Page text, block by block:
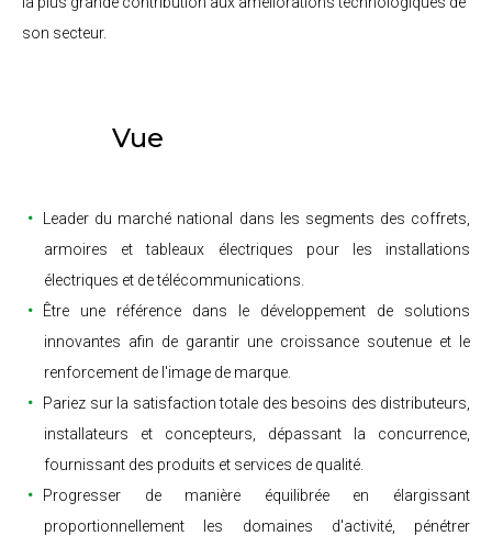
son secteur.
Vue
Leader du marché national dans les segments des coffrets,
armoires et tableaux électriques pour les installations
électriques et de télécommunications.
Être une référence dans le développement de solutions
innovantes afin de garantir une croissance soutenue et le
renforcement de l'image de marque.
Pariez sur la satisfaction totale des besoins des distributeurs,
installateurs et concepteurs, dépassant la concurrence,
fournissant des produits et services de qualité.
Progresser de manière équilibrée en élargissant
proportionnellement les domaines d'activité, pénétrer